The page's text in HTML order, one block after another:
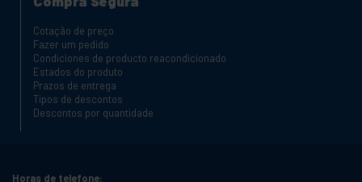
Cotação de preço
Fazer um pedido
Condiciones de producto reacondicionado
Estados do produto
Prazos de entrega
Tipos de descontos
Descontos por quantidade
Horas de telefone: